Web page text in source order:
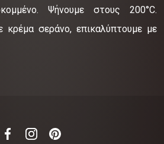
Ψήνουμε στους 200°C.
κρέμα σεράνο, επικαλύπτουμε με